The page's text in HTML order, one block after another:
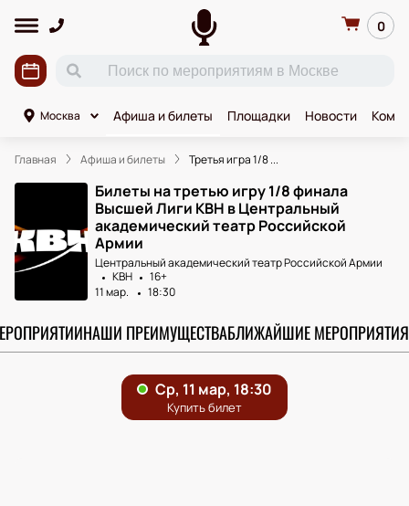
0
Москва Афиша и билеты Площадки Новости
Главная Афиша и билеты Третья игра 1/8 ...
Билеты на третью игру 1/8 финала
Высшей Лиги КВН в Центральный
академический театр Российской
Армии
Центральный академический театр Российской Армии
КВН
16+
11 мар.
18:30
НАШИ ПРЕИМУЩЕСТВАБЛИЖАЙШИЕ МЕРОПРИЯТИЯ